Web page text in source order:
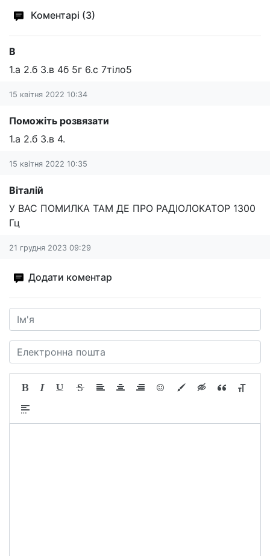
Коментарі (3)
В
1.а 2.б 3.в 4б 5г 6.с 7тіло5
15 квітня 2022 10:34
Поможіть розвязати
1.а 2.б 3.в 4.
15 квітня 2022 10:35
Віталій
У ВАС ПОМИЛКА ТАМ ДЕ ПРО РАДІОЛОКАТОР 1300
Гц
21 грудня 2023 09:29
Додати коментар